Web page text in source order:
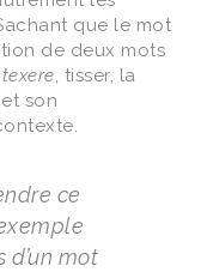
que le mot
de deux mots
texere, tisser, la
son
ce
d’un mot